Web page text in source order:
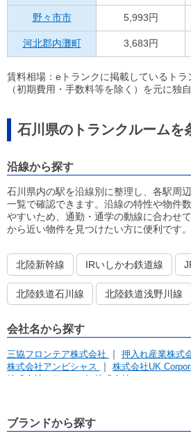
野々市市 5,993円
河北郡内灘町 3,683円
賃料相場：eトランクに掲載しているト
（初期費用・手数料等を除く）を元に独
石川県のトランクルームを
沿線から探す
石川県内の駅を沿線別に整理し、各駅周
一覧で確認できます。沿線の特性や物件
やすいため、通勤・通学の動線に合わせ
から近い物件を見つけたい方に便利です。
北陸新幹線 IRいしかわ鉄道線
北陸鉄道石川線 北陸鉄道浅野川線
会社名から探す
三協フロンテア株式会社
押入れ産業株式
株式会社アンビシャス
株式会社UK
株式会社クラスコ
株式会社 Ｕ．Ｋ
ブランドから探す